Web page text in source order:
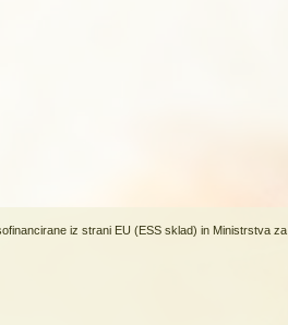
iz strani EU (ESS sklad) in Ministrstva za